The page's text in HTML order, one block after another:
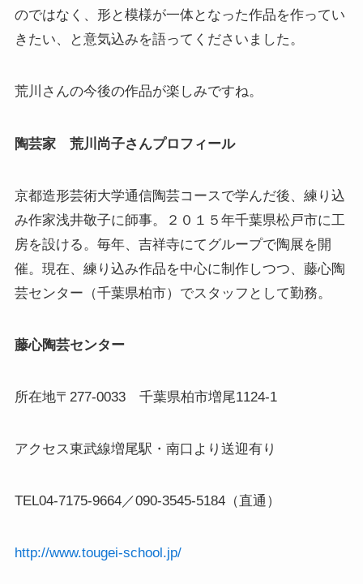
のではなく、形と模様が一体となった作品を作ってい
きたい、と意気込みを語ってくださいました。
荒川さんの今後の作品が楽しみですね。
陶芸家 荒川尚子さんプロフィール
京都造形芸術大学通信陶芸コースで学んだ後、練り込
み作家浅井敬子に師事。２０１５年千葉県松戸市に工
房を設ける。毎年、吉祥寺にてグループで陶展を開
催。現在、練り込み作品を中心に制作しつつ、藤心陶
芸センター（千葉県柏市）でスタッフとして勤務。
藤心陶芸センター
所在地〒277-0033 千葉県柏市増尾1124-1
アクセス東武線増尾駅・南口より送迎有り
TEL04-7175-9664／090-3545-5184（直通）
http://www.tougei-school.jp/